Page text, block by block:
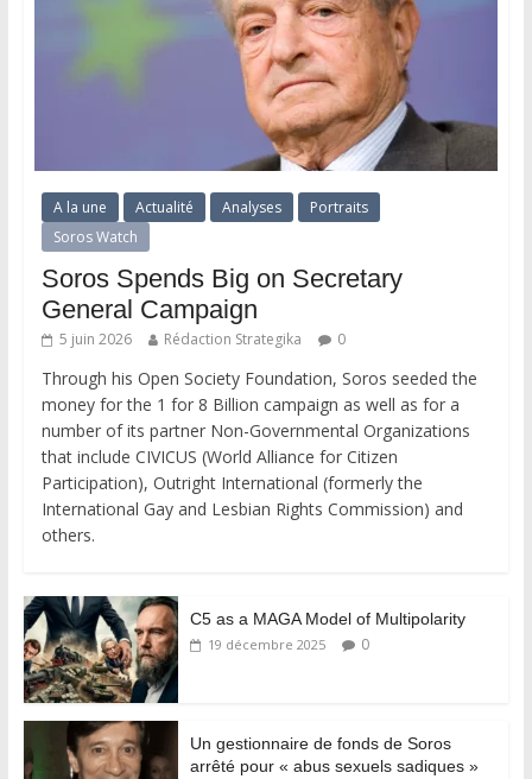
A la une Actualité Analyses
Portraits
Soros Watch
Soros Spends Big on Secretary
General Campaign
5 juin 2026 Rédaction Strategika 0
Through his Open Society Foundation, Soros seeded the
money for the 1 for 8 Billion campaign as well as for a
number of its partner Non-Governmental Organizations
that include CIVICUS (World Alliance for Citizen
Participation), Outright International (formerly the
International Gay and Lesbian Rights Commission) and
others.
C5 as a MAGA Model of Multipolarity
19 décembre 2025 0
Un gestionnaire de fonds de Soros
arrêté pour « abus sexuels sadiques »